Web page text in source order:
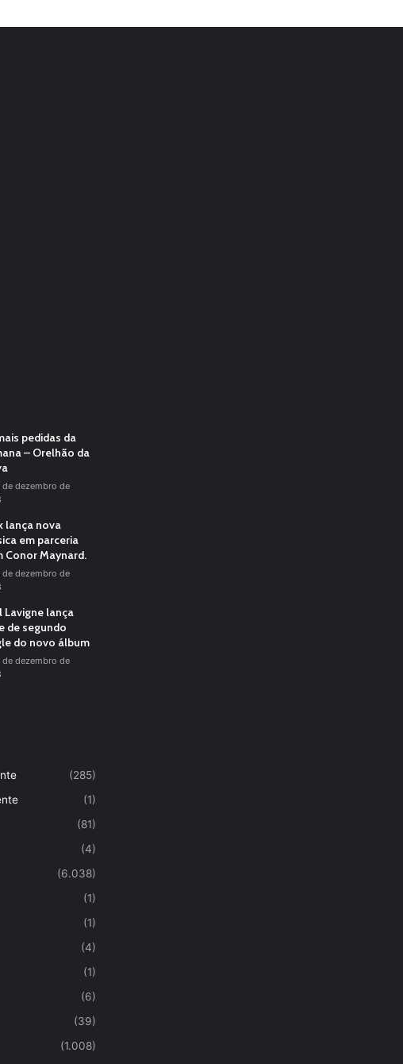
pedidas da
– Orelhão da
de dezembro de
lança nova
em parceria
Conor Maynard.
de dezembro de
Lavigne lança
de segundo
do novo álbum
de dezembro de
(285)
(1)
(81)
(4)
(6.038)
(1)
(1)
(4)
(1)
(6)
(39)
(1.008)